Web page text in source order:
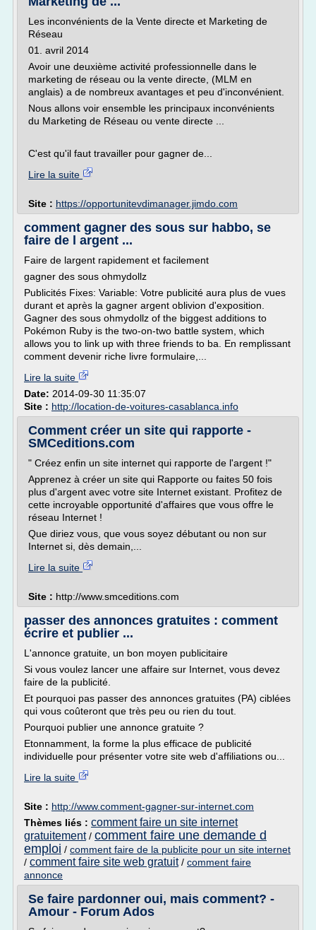
Les inconvénients de la Vente directe et Marketing de
Réseau
01. avril 2014
Avoir une deuxième activité professionnelle dans le
marketing de réseau ou la vente directe, (MLM en
anglais) a de nombreux avantages et peu d'inconvénient.
Nous allons voir ensemble les principaux inconvénients
du Marketing de Réseau ou vente directe ...
C'est qu'il faut travailler pour gagner de...
Lire la suite
Site : https://opportunitevdimanager.jimdo.com
comment gagner des sous sur habbo, se
faire de l argent ...
Faire de largent rapidement et facilement
gagner des sous ohmydollz
Publicités Fixes: Variable: Votre publicité aura plus de vues
durant et après la gagner argent oblivion d'exposition.
Gagner des sous ohmydollz of the biggest additions to
Pokémon Ruby is the two-on-two battle system, which
allows you to link up with three friends to ba. En remplissant
comment devenir riche livre formulaire,...
Lire la suite
Date: 2014-09-30 11:35:07
Site : http://location-de-voitures-casablanca.info
Comment créer un site qui rapporte -
SMCeditions.com
" Créez enfin un site internet qui rapporte de l'argent !"
Apprenez à créer un site qui Rapporte ou faites 50 fois
plus d'argent avec votre site Internet existant. Profitez de
cette incroyable opportunité d'affaires que vous offre le
réseau Internet !
Que diriez vous, que vous soyez débutant ou non sur
Internet si, dès demain,...
Lire la suite
Site : http://www.smceditions.com
passer des annonces gratuites : comment
écrire et publier ...
L'annonce gratuite, un bon moyen publicitaire
Si vous voulez lancer une affaire sur Internet, vous devez
faire de la publicité.
Et pourquoi pas passer des annonces gratuites (PA) ciblées
qui vous coûteront que très peu ou rien du tout.
Pourquoi publier une annonce gratuite ?
Etonnamment, la forme la plus efficace de publicité
individuelle pour présenter votre site web d'affiliations ou...
Lire la suite
Site : http://www.comment-gagner-sur-internet.com
Thèmes liés : comment faire un site internet
gratuitement/ comment faire une demande d
emploi / comment faire de la publicite pour un site internet
/ comment faire site web gratuit/ comment faire
annonce
Se faire pardonner oui, mais comment? -
Amour - Forum Ados